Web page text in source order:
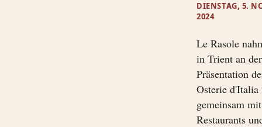
DIENSTAG, 5.
2024
Le Rasole
in Trient an der
Präsentation
Osterie
gemeinsam
Restaurants